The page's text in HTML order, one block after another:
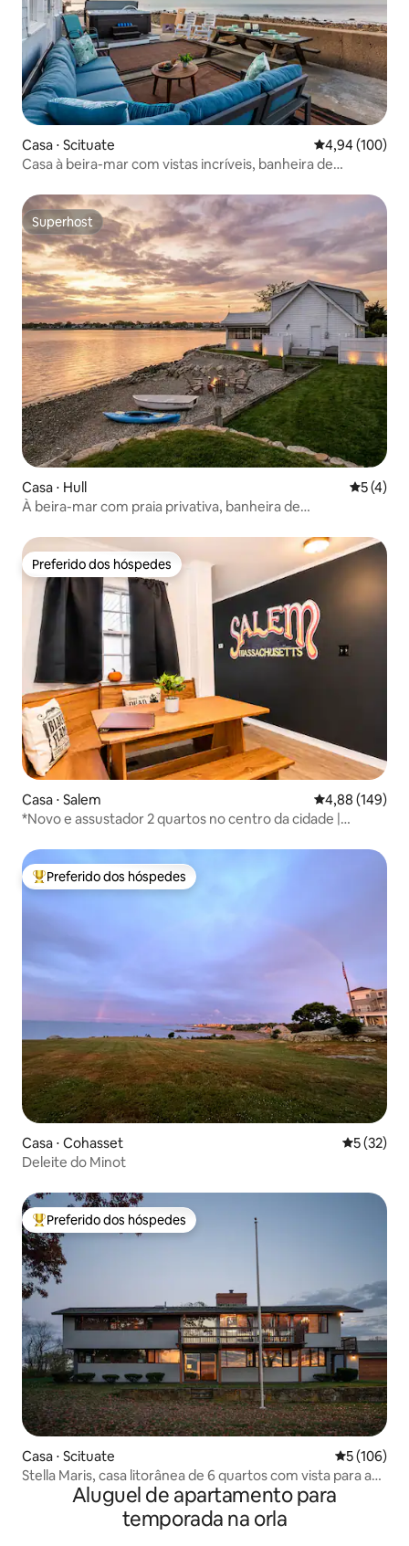
Casa ⋅ Scituate 4,94 de uma
4,94 (100)
Casa à beira-mar com vistas incríveis, banheira de
Superhost
Superhost
Casa ⋅ Hull 5 de
5 (4)
À beira-mar com praia privativa, banheira de
Preferido dos hóspedes
Preferido dos hóspedes
Casa ⋅ Salem 4,88 de uma
4,88 (149)
*Novo e assustador 2 quartos no centro da cidade |
Entre os melhores preferidos dos hóspedes
Preferido dos hóspedes
Casa ⋅ Cohasset 5 de uma
5 (32)
Deleite do Minot
Entre os melhores preferidos dos hóspedes
Preferido dos hóspedes
Casa ⋅ Scituate 5 de uma
5 (106)
Stella Maris, casa litorânea de 6 quartos com vista para a
Aluguel de apartamento para
temporada na orla